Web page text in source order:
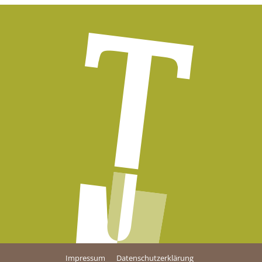
Impressum Datenschutzerklärung